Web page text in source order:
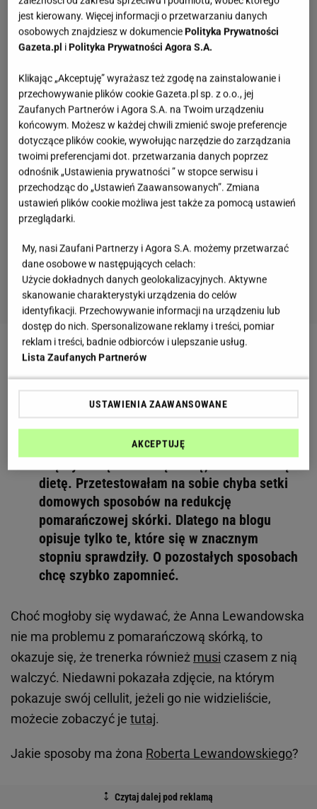
Walka z cellulitem nie jest łatwa, a efektów
to wiemy. Na cellulit działa jeszcze coś, z
czym chyba jest największy problem -
regularność i systematyczność.A pomyśl,
jakie efekty możesz uzyskać, gdyby tak
dietę. Przetestowałam na sobie chyba setki
domowych sposobów na redukcję
pomarańczowej skórki. Dlatego na blogu
opisuje tylko te, które się w znacznym
stopniu sprawdziły. O pozostałych sposobach
chcę szybko zapomnieć.
Choć mogłoby się wydawać, że Anna Lewandowska
nie ma problemu z pomarańczową skórką, to
okazuje się, że trenerka również musi czasem z nią
walczyć. Niedawni pokazała zdjęcie, na którym
pokazuje swój cellulit, jeżeli go nie widzieliście,
możecie zobaczyć je tutaj.
Jakie sposoby ma żona Roberta Lewandowskiego?
jest kierowany. Więcej informacji o przetwarzaniu danych
osobowych znajdziesz w dokumenciePolityka Prywatności
Gazeta.pl iPolityka Prywatności Agora S.A.
Klikając „Akceptuję” wyrażasz też zgodę na zainstalowanie i
przechowywanie plików cookie Gazeta.pl sp. z o.o., jej
Zaufanych Partnerów i Agora S.A. na Twoim urządzeniu
końcowym. Możesz w każdej chwili zmienić swoje preferencje
dotyczące plików cookie, wywołując narzędzie do zarządzania
twoimi preferencjami dot. przetwarzania danych poprzez
odnośnik „Ustawienia prywatności ” w stopce serwisu i
przechodząc do „Ustawień Zaawansowanych”. Zmiana
ustawień plików cookie możliwa jest także za pomocą ustawień
przeglądarki.
My, nasi Zaufani Partnerzy i Agora S.A. możemy przetwarzać
dane osobowe w następujących celach:
Użycie dokładnych danych geolokalizacyjnych. Aktywne
skanowanie charakterystyki urządzenia do celów
identyfikacji. Przechowywanie informacji na urządzeniu lub
dostęp do nich. Spersonalizowane reklamy i treści, pomiar
reklam i treści, badnie odbiorców i ulepszanie usług.
Lista Zaufanych Partnerów
USTAWIENIA ZAAWANSOWANE
AKCEPTUJĘ